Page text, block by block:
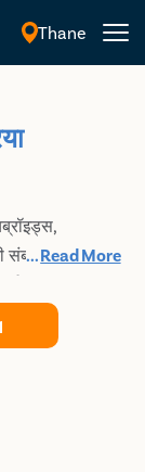
Thane
संबंधित इतर
...Read More